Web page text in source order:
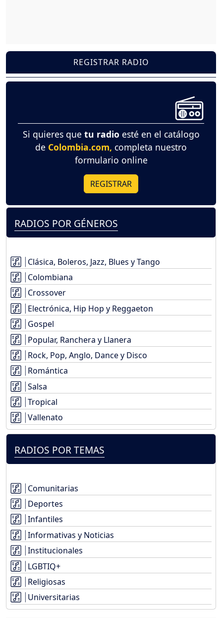
REGISTRAR RADIO
Si quieres que tu radio esté en el catálogo
de Colombia.com, completa nuestro
formulario online
REGISTRAR
RADIOS POR GÉNEROS
Clásica, Boleros, Jazz, Blues y Tango
Colombiana
Crossover
Electrónica, Hip Hop y Reggaeton
Gospel
Popular, Ranchera y Llanera
Rock, Pop, Anglo, Dance y Disco
Romántica
Salsa
Tropical
Vallenato
RADIOS POR TEMAS
Comunitarias
Deportes
Infantiles
Informativas y Noticias
Institucionales
LGBTIQ+
Religiosas
Universitarias